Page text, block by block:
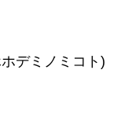
デミノミコト)